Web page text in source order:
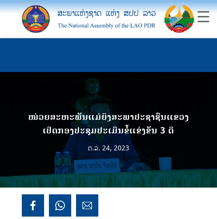
ໜ່ວຍສະຫະພັນແມ່ຍິງສະພາປະຊາຊົນແຂວງ
ເປີດກອງປະຊຸມປະເມີນຂໍ້ແຂ່ງຂັນ 3 ດີ
ຕ.ລ. 24, 2023